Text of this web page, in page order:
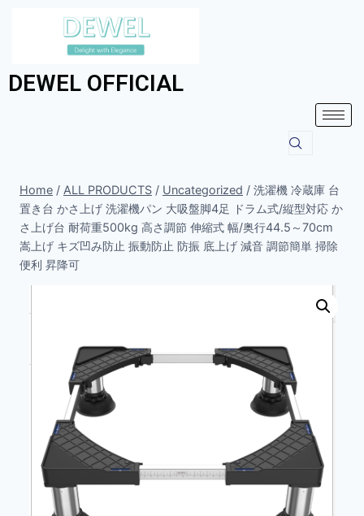
DEWEL OFFICIAL
Home / ALL PRODUCTS / Uncategorized / 洗濯機 冷蔵庫 台
置き台 かさ上げ 洗濯機パン 大吸盤脚4足 ドラム式/縦型対応 か
さ上げ台 耐荷重500kg 高さ調節 伸縮式 幅/奥行44.5～70cm
嵩上げ キズ凹み防止 振動防止 防振 底上げ 減音 調節簡単 掃除
便利 昇降可